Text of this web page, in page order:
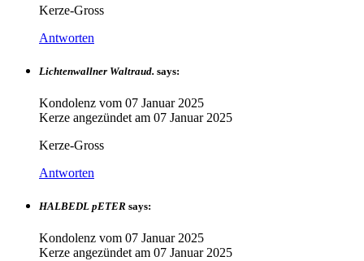
Kerze-Gross
Antworten
Lichtenwallner Waltraud. says:
Kondolenz vom 07 Januar 2025
Kerze angezündet am 07 Januar 2025
Kerze-Gross
Antworten
HALBEDL pETER says:
Kondolenz vom 07 Januar 2025
Kerze angezündet am 07 Januar 2025